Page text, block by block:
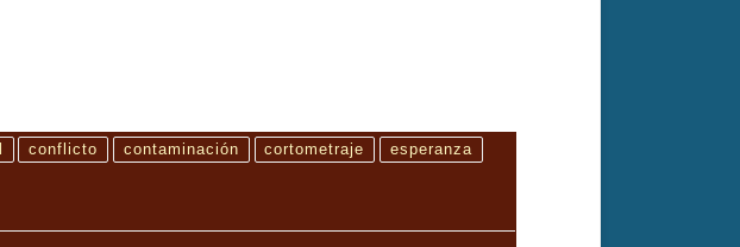
conflicto contaminación cortometraje esperanza